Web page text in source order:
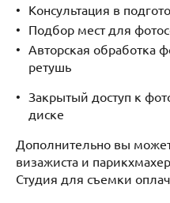
Консультация в
Подбор мест для
Авторская обработка
ретушь
Закрытый доступ к
диске
Дополнительно вы
визажиста и
Студия для съемки